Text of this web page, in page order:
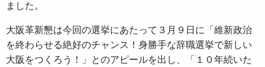
ました。
大阪革新懇は今回の選挙にあたって３月９日に「維新政治
を終わらせる絶好のチャンス！身勝手な辞職選挙で新しい
大阪をつくろう！」とのアピールを出し、「１０年続いた